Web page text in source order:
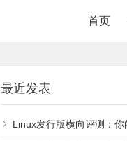
首页
最近发表
Linux发行版横向评测：你的下